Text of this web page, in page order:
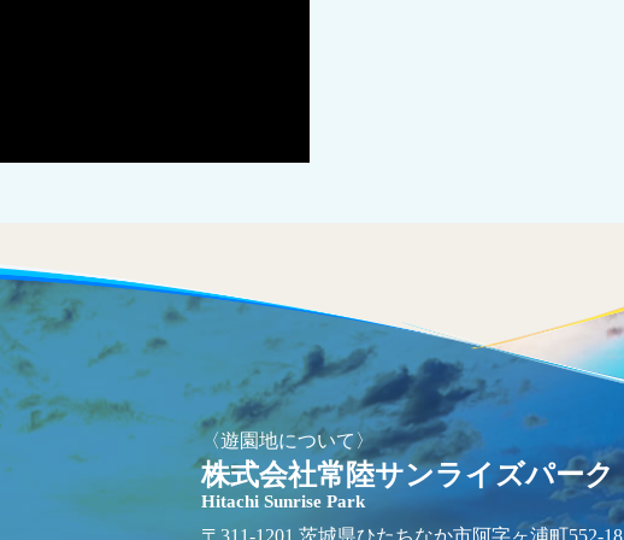
〈遊園地について〉
株式会社常陸サンライズパーク
Hitachi Sunrise Park
〒311-1201 茨城県ひたちなか市阿字ヶ浦町552-18